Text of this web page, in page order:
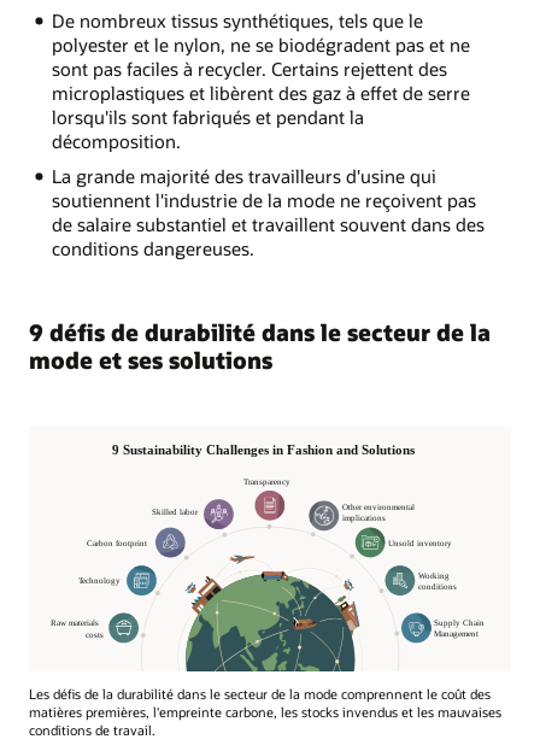
De nombreux tissus synthétiques, tels que le
polyester et le nylon, ne se biodégradent pas et ne
sont pas faciles à recycler. Certains rejettent des
microplastiques et libèrent des gaz à effet de serre
lorsqu'ils sont fabriqués et pendant la
décomposition.
La grande majorité des travailleurs d'usine qui
soutiennent l'industrie de la mode ne reçoivent pas
de salaire substantiel et travaillent souvent dans des
conditions dangereuses.
9 défis de durabilité dans le secteur de la
mode et ses solutions
Les défis de la durabilité dans le secteur de la mode comprennent le coût des
matières premières, l'empreinte carbone, les stocks invendus et les mauvaises
conditions de travail.